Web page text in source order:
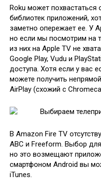
Roku может
библиотек приложений,
заметно опережает ее. У
но если мы посмотрим на
из них на Apple TV не
Google Play, Vudu и
доступа. Хотя если у вас
можете получить
AirPlay (схожий с
В Amazon Fire TV
ABC и Freeform. Выбор
но это возмещают
смартфоном Android вы
iTunes.